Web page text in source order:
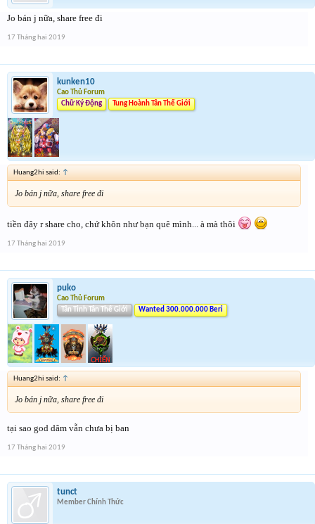
Jo bán j nữa, share free đi
17 Tháng hai 2019
kunken10
Cao Thủ Forum
Chữ Ký Động
Tung Hoành Tân Thế Giới
Huang2hi said: ↑
Jo bán j nữa, share free đi
tiền đây r share cho, chứ khôn như bạn quê mình... à mà thôi
17 Tháng hai 2019
puko
Cao Thủ Forum
Tân Tinh Tân Thế Giới
Wanted 300.000.000 Beri
Huang2hi said: ↑
Jo bán j nữa, share free đi
tại sao god dâm vẫn chưa bị ban
17 Tháng hai 2019
tunct
Member Chính Thức